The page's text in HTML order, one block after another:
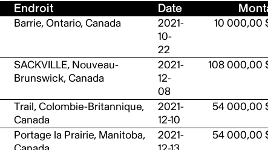
Endroit Date
Barrie, Ontario, Canada
2021-
10-
22
10 000,00
SACKVILLE, Nouveau-
Brunswick, Canada
2021-
12-
08
108 000,00
Trail, Colombie-Britannique,
Canada
2021-
12-10
54 000,00
Portage la Prairie, Manitoba,
2021-
54 000,00